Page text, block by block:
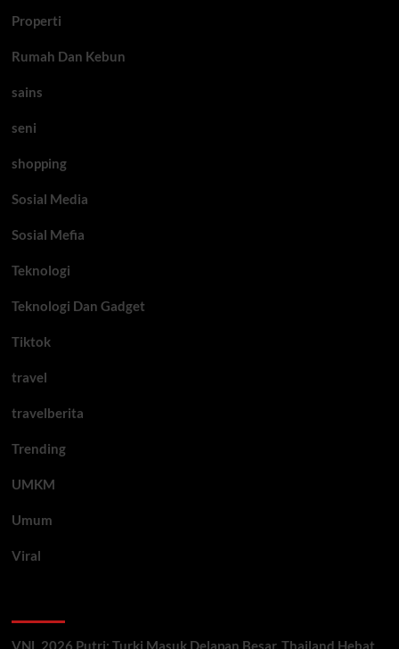
Properti
Rumah Dan Kebun
sains
seni
shopping
Sosial Media
Sosial Mefia
Teknologi
Teknologi Dan Gadget
Tiktok
travel
travelberita
Trending
UMKM
Umum
Viral
VNL 2026 Putri: Turki Masuk Delapan Besar, Thailand Hebat,